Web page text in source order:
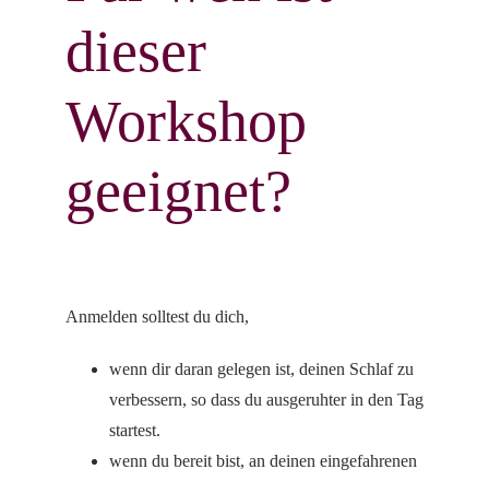
dieser
Workshop
geeignet?
Anmelden solltest du dich,
wenn dir daran gelegen ist, deinen Schlaf zu
verbessern, so dass du ausgeruhter in den Tag
startest.
wenn du bereit bist, an deinen eingefahrenen